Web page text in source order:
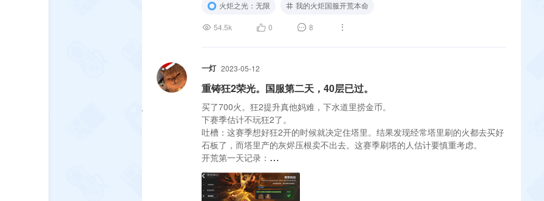
火炬之光：无限 我的火炬国服开荒本命
54.5k 0 8
一灯 2023-05-12
重铸狂2荣光。国服第二天，40层已过。
买了700火。狂2提升真他妈难，下水道里捞金币。
下赛季估计不玩狂2了。
吐槽：这赛季想好狂2开的时候就决定住塔里。结果发现经常塔里刷的火都去买好
石板了，而塔里产的灰烬压根卖不出去。这赛季刷塔的人估计要慎重考虑。
开荒第一天记录：
https://www.bilibili.com/video/BV1Kz4y187YC/?vd_source=ab1208c9da77cf91b